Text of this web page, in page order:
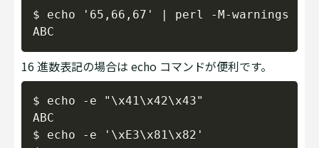
$ echo '65,66,67' | perl -M-warnings
16 進数表記の場合は echo コマンドが便利です。
$ echo -e "\x41\x42\x43"
ABC
$ echo -e '\xE3\x81\x82'